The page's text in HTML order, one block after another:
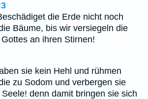
die Erde nicht noch
Bäume, bis wir versiegeln die
an ihren Stirnen!
sie kein Hehl und rühmen
zu Sodom und verbergen sie
denn damit bringen sie sich